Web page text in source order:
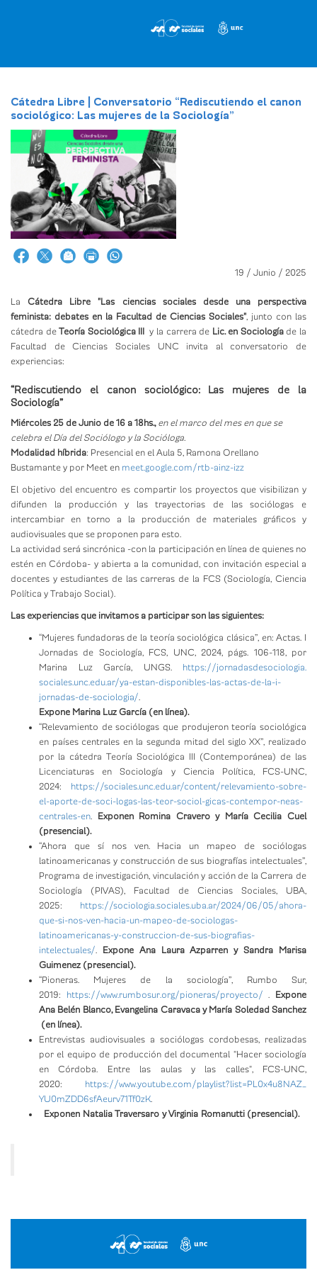
Cátedra Libre | Conversatorio “Rediscutiendo el canon
sociológico: Las mujeres de la Sociología”
19 / Junio / 2025
LaCátedra Libre "Las ciencias sociales desde una perspectiva
feminista: debates en la Facultad de Ciencias Sociales", junto con las
cátedra deTeoría Sociológica III y la carrera de Lic. en Sociologíade la
Facultad de Ciencias Sociales UNC invita al conversatorio de
experiencias:
“Rediscutiendo el canon sociológico: Las mujeres de la
Sociología”
Miércoles 25 de Junio de 16 a 18hs., en el marco del mes en que se
celebra el Día del Sociólogo y la Socióloga.
Modalidad híbrida: Presencial en el Aula 5, Ramona Orellano
Bustamante y por Meet en meet.google.com/rtb-ainz-izz
El objetivo del encuentro es compartir los proyectos que visibilizan y
difunden la producción y las trayectorias de las sociólogas e
intercambiar en torno a la producción de materiales gráficos y
audiovisuales que se proponen para esto.
La actividad será sincrónica -con la participación en línea de quienes no
estén en Córdoba- y abierta a la comunidad, con invitación especial a
docentes y estudiantes de las carreras de la FCS (Sociología, Ciencia
Política y Trabajo Social).
Las experiencias que invitamos a participar son las siguientes:
“Mujeres fundadoras de la teoría sociológica clásica”, en: Actas. I
Jornadas de Sociología, FCS, UNC, 2024, págs. 106-118, por
Marina Luz García, UNGS. https://jornadasdesociologia.
sociales.unc.edu.ar/ya-estan-disponibles-las-actas-de-la-i-
jornadas-de-sociologia/.
Expone Marina Luz García (en línea).
“Relevamiento de sociólogas que produjeron teoría sociológica
en países centrales en la segunda mitad del siglo XX”, realizado
por la cátedra Teoría Sociológica III (Contemporánea) de las
Licenciaturas en Sociología y Ciencia Política, FCS-UNC,
2024: https://sociales.unc.edu.ar/content/relevamiento-sobre-
el-aporte-de-soci-logas-las-teor-sociol-gicas-contempor-neas-
centrales-en.
Exponen Romina Cravero y María Cecilia Cuel
(presencial).
“Ahora que sí nos ven. Hacia un mapeo de sociólogas
latinoamericanas y construcción de sus biografías intelectuales”,
Programa de investigación, vinculación y acción de la Carrera de
Sociología (PIVAS), Facultad de Ciencias Sociales, UBA,
2025: https://sociologia.sociales.uba.ar/2024/06/05/ahora-
que-si-nos-ven-hacia-un-mapeo-de-sociologas-
latinoamericanas-y-construccion-de-sus-biografias-
intelectuales/. Expone Ana Laura Azparren y Sandra Marisa
Guimenez (presencial).
“Pioneras. Mujeres de la sociología”, Rumbo Sur,
2019: https://www.rumbosur.org/pioneras/proyecto/ .
Expone
Ana Belén Blanco, Evangelina Caravaca y María Soledad Sanchez
(en línea).
Entrevistas audiovisuales a sociólogas cordobesas, realizadas
por el equipo de producción del documental "Hacer sociología
en Córdoba. Entre las aulas y las calles", FCS-UNC,
2020: https://www.youtube.com/playlist?list=PL0x4u8NAZ_
YU0mZDD6sfAeurv71Tf0zK.
Exponen Natalia Traversaro y Virginia Romanutti (presencial).